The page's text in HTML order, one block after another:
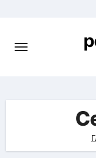
содержимому